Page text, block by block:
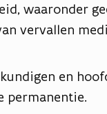
waaronder
vervallen
en
permanentie.